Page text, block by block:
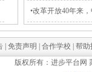
•改革开放40年来
免责声明 合作学校
帮助
版权所有：进步平台网